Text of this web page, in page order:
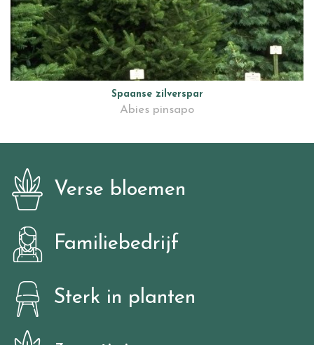
Spaanse zilverspar
Abies pinsapo
Verse bloemen
Familiebedrijf
Sterk in planten